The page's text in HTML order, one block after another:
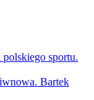
sportu.
Bartek